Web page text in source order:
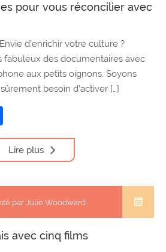
pour vous réconcilier avec
d’enrichir votre culture ?
fabuleux des documentaires avec
aux petits oignons. Soyons
besoin d’activer […]
Lire plus
par Julie Woodward
avec cinq films